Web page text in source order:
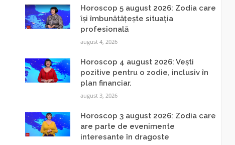
Horoscop 5 august 2026: Zodia care
își îmbunătățește situația
profesională
august 4, 2026
Horoscop 4 august 2026: Vești
pozitive pentru o zodie, inclusiv în
plan financiar.
august 3, 2026
Horoscop 3 august 2026: Zodia care
are parte de evenimente
interesante în dragoste